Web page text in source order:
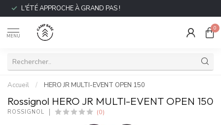
L'ÉTÉ APPROCHE À GRAND PAS !
MENU
0
Accueil / HERO JR MULTI-EVENT OPEN 150
Rossignol HERO JR MULTI-EVENT OPEN 150
ROSSIGNOL (0)